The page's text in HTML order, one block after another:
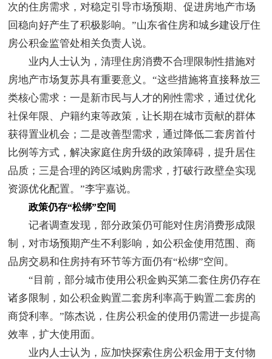
次的住房需求，对稳定引导市场预期、促进房地产市场
回稳向好产生了积极影响。”山东省住房和城乡建设厅住
房公积金监管处相关负责人说。
业内人士认为，清理住房消费不合理限制性措施对
房地产市场复苏具有重要意义。“这些措施将直接释放三
类核心需求：一是新市民与人才的刚性需求，通过优化
社保年限、户籍约束等政策，让长期在城市贡献的群体
获得置业机会；二是改善型需求，通过降低二套房首付
比例等方式，解决家庭住房升级的政策障碍，提升居住
品质；三是合理的跨区域购房需求，打破行政壁垒实现
资源优化配置。”李宇嘉说。
政策仍存“松绑”空间
记者调查发现，部分政策仍可能对住房消费形成限
制，对市场预期产生不利影响，如公积金使用范围、商
品房交易和住房持有环节等方面仍有“松绑”空间。
“目前，部分城市使用公积金购买第二套住房仍存在
诸多限制，如公积金购置二套房利率高于购置二套房的
商贷利率。”陈杰说，住房公积金的使用仍需进一步提高
效率，扩大使用面。
业内人士认为，应加快探索住房公积金用于支付物